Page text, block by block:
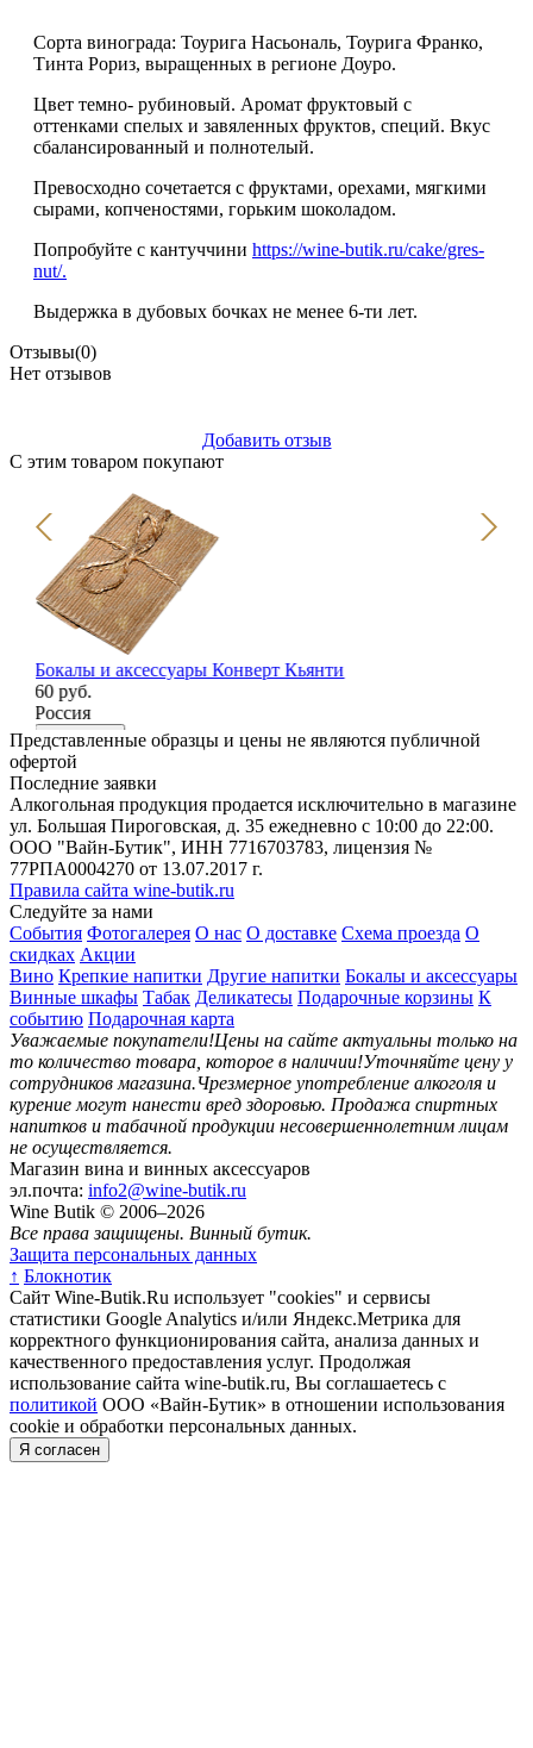
Сорта винограда: Тоурига Насьональ, Тоурига Франко,
Тинта Рориз, выращенных в регионе Доуро.
Цвет темно- рубиновый. Аромат фруктовый с
оттенками спелых и завяленных фруктов, специй. Вкус
сбалансированный и полнотелый.
Превосходно сочетается с фруктами, орехами, мягкими
сырами, копченостями, горьким шоколадом.
Попробуйте с кантуччини https://wine-butik.ru/cake/gres-
nut/.
Выдержка в дубовых бочках не менее 6-ти лет.
Отзывы(0)
Нет отзывов
Добавить отзыв
С этим товаром покупают
Бокалы и аксессуары Конверт Кьянти
60 руб.
Россия
В корзину
Представленные образцы и цены не являются публичной
офертой
Последние заявки
Алкогольная продукция продается исключительно в магазине
ул. Большая Пироговская, д. 35 ежедневно с 10:00 до 22:00.
ООО "Вайн-Бутик", ИНН 7716703783, лицензия №
77РПА0004270 от 13.07.2017 г.
Правила сайта wine-butik.ru
Следуйте за нами
События Фотогалерея О нас О доставке Схема проезда О
скидках Акции
Вино Крепкие напитки Другие напитки Бокалы и аксессуары
Винные шкафы Табак Деликатесы Подарочные корзины К
событию Подарочная карта
Уважаемые покупатели!Цены на сайте актуальны только на
то количество товара, которое в наличии!Уточняйте цену у
сотрудников магазина.Чрезмерное употребление алкоголя и
курение могут нанести вред здоровью. Продажа спиртных
напитков и табачной продукции несовершеннолетним лицам
не осуществляется.
Магазин вина и винных аксессуаров
эл.почта: info2@wine-butik.ru
Wine Butik © 2006–2026
Все права защищены. Винный бутик.
Защита персональных данных
↑ Блокнотик
Сайт Wine-Butik.Ru использует "cookies" и сервисы
статистики Google Analytics и/или Яндекс.Метрика для
корректного функционирования сайта, анализа данных и
качественного предоставления услуг. Продолжая
использование сайта wine-butik.ru, Вы соглашаетесь с
политикой ООО «Вайн-Бутик» в отношении использования
cookie и обработки персональных данных.
Я согласен